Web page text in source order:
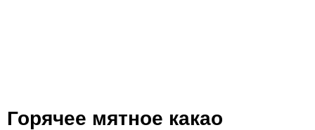
Горячее мятное какао